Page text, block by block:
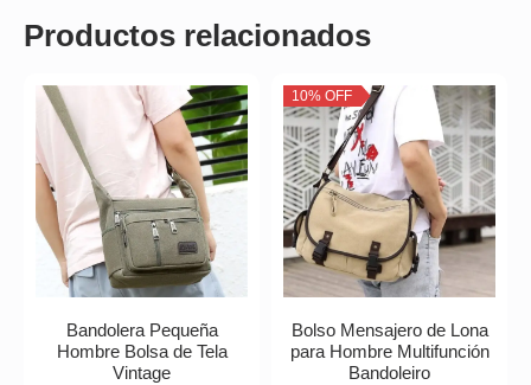
Productos relacionados
Bandolera Pequeña
Hombre Bolsa de Tela
Vintage
10% OFF
Bolso Mensajero de Lona
para Hombre Multifunción
Bandoleiro